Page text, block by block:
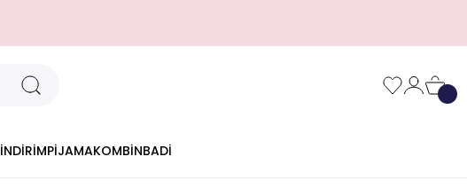
İNDİRİMPİJAMAKOMBİNBADİ